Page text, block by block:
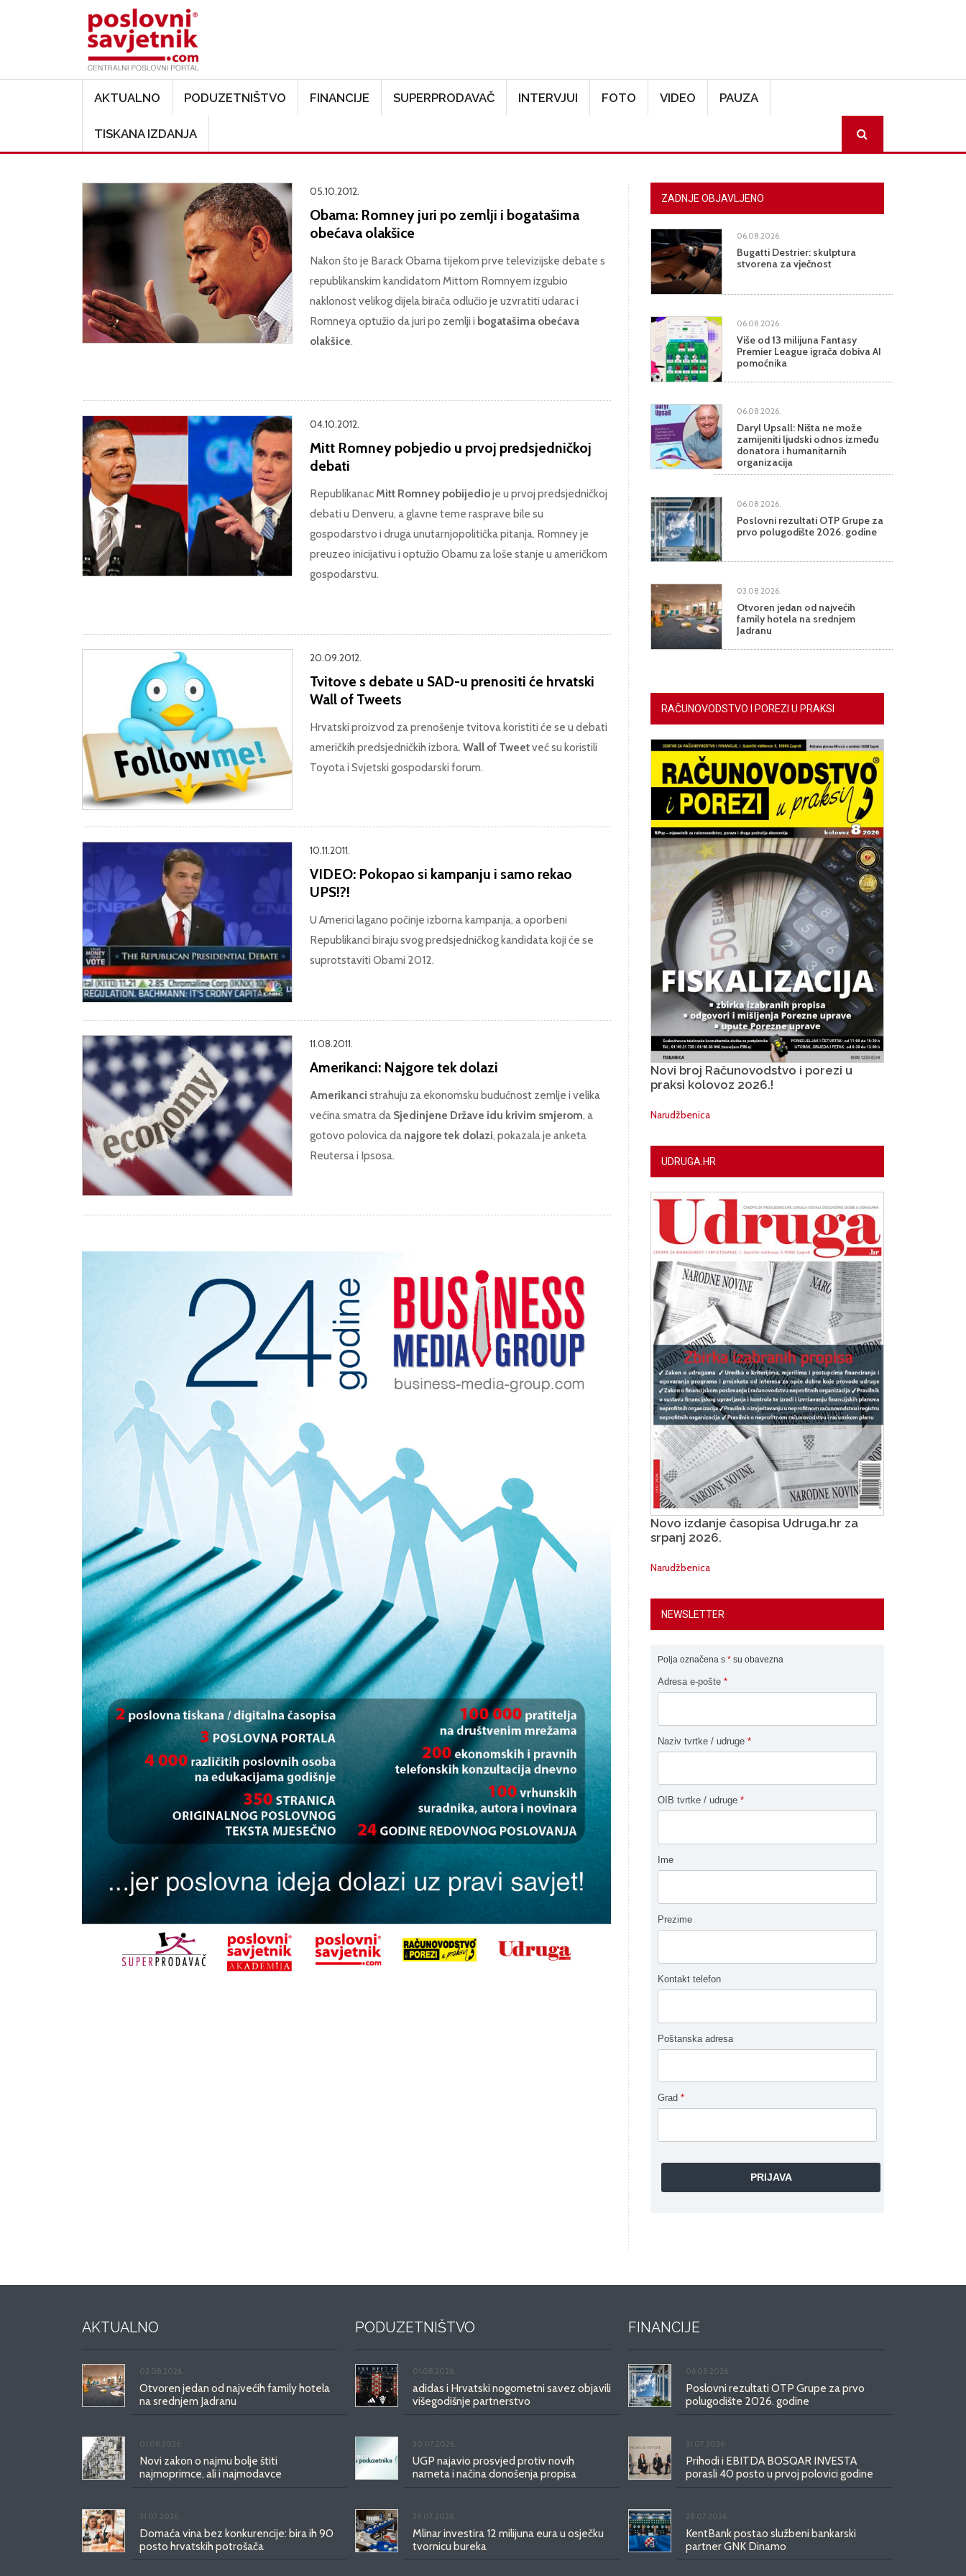
AKTUALNO PODUZETNIŠTVO FINANCIJE SUPERPRODAVAČ INTERVJUI FOTO VIDEO PAUZA
TISKANA IZDANJA
05.10.2012.
Obama: Romney juri po zemlji i bogatašima
obećava olakšice
Nakon što je Barack Obama tijekom prve televizijske debate s
republikanskim kandidatom Mittom Romnyem izgubio
naklonost velikog dijela birača odlučio je uzvratiti udarac i
Romneya optužio da juri po zemlji i bogatašima obećava
olakšice.
04.10.2012.
Mitt Romney pobjedio u prvoj predsjedničkoj
debati
RepublikanacMitt Romney pobijedioje u prvoj predsjedničkoj
debati u Denveru, a glavne teme rasprave bile su
gospodarstvo i druga unutarnjopolitička pitanja. Romney je
preuzeo inicijativu i optužio Obamu za loše stanje u američkom
gospodarstvu.
20.09.2012.
Tvitove s debate u SAD-u prenositi će hrvatski
Wall of Tweets
Hrvatski proizvod za prenošenje tvitova koristiti će se u debati
američkih predsjedničkih izbora. Wall of Tweetveć su koristili
Toyota i Svjetski gospodarski forum.
10.11.2011.
VIDEO: Pokopao si kampanju i samo rekao
UPS!?!
U Americi lagano počinje izborna kampanja, a oporbeni
Republikanci biraju svog predsjedničkog kandidata koji će se
suprotstaviti Obami 2012.
11.08.2011.
Amerikanci: Najgore tek dolazi
Amerikanci strahuju za ekonomsku budućnost zemlje i velika
većina smatra da Sjedinjene Države idu krivim smjerom, a
gotovo polovica danajgore tek dolazi, pokazala je anketa
Reutersa i Ipsosa.
ZADNJE OBJAVLJENO
06.08.2026.
Bugatti Destrier: skulptura
stvorena za vječnost
06.08.2026.
Više od 13 milijuna Fantasy
Premier League igrača dobiva AI
pomoćnika
06.08.2026.
Daryl Upsall: Ništa ne može
zamijeniti ljudski odnos između
donatora i humanitarnih
organizacija
06.08.2026.
Poslovni rezultati OTP Grupe za
prvo polugodište 2026. godine
03.08.2026.
Otvoren jedan od najvećih
family hotela na srednjem
Jadranu
RAČUNOVODSTVO I POREZI U PRAKSI
Novi broj Računovodstvo i porezi u
praksi kolovoz 2026.!
Narudžbenica
UDRUGA.HR
Novo izdanje časopisa Udruga.hr za
srpanj 2026.
Narudžbenica
NEWSLETTER
Polja označena s * su obavezna
Adresa e-pošte *
Naziv tvrtke / udruge *
OIB tvrtke / udruge *
Ime
Prezime
Kontakt telefon
Poštanska adresa
Grad *
AKTUALNO
03.08.2026.
Otvoren jedan od najvećih family hotela
na srednjem Jadranu
01.08.2026.
Novi zakon o najmu bolje štiti
najmoprimce, ali i najmodavce
31.07.2026.
Domaća vina bez konkurencije: bira ih 90
posto hrvatskih potrošača
PODUZETNIŠTVO
01.08.2026.
adidas i Hrvatski nogometni savez objavili
višegodišnje partnerstvo
30.07.2026.
UGP najavio prosvjed protiv novih
nameta i načina donošenja propisa
29.07.2026.
Mlinar investira 12 milijuna eura u osječku
tvornicu bureka
FINANCIJE
06.08.2026.
Poslovni rezultati OTP Grupe za prvo
polugodište 2026. godine
31.07.2026.
Prihodi i EBITDA BOSQAR INVESTA
porasli 40 posto u prvoj polovici godine
28.07.2026.
KentBank postao službeni bankarski
partner GNK Dinamo